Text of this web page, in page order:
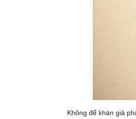
Không để khán giả